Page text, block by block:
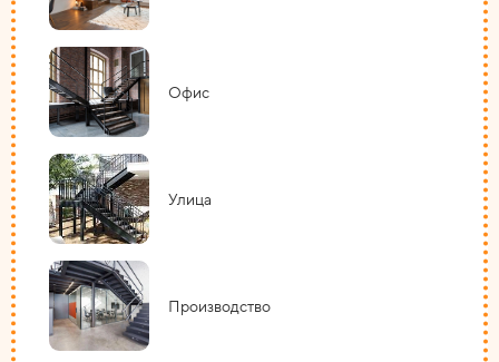
Офис
Улица
Производство